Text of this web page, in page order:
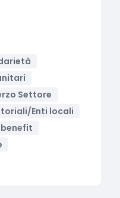
Settore
Enti locali